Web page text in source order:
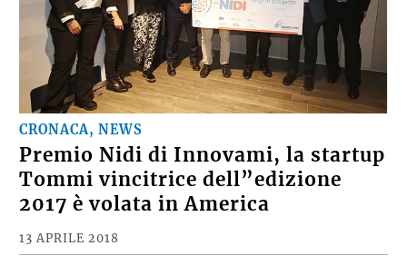
CRONACA, NEWS
Premio Nidi di Innovami, la startup
Tommi vincitrice dell”edizione
2017 è volata in America
13 APRILE 2018